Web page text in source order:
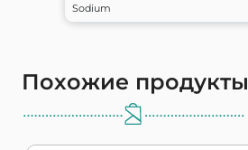
Sodium
Похожие продукты